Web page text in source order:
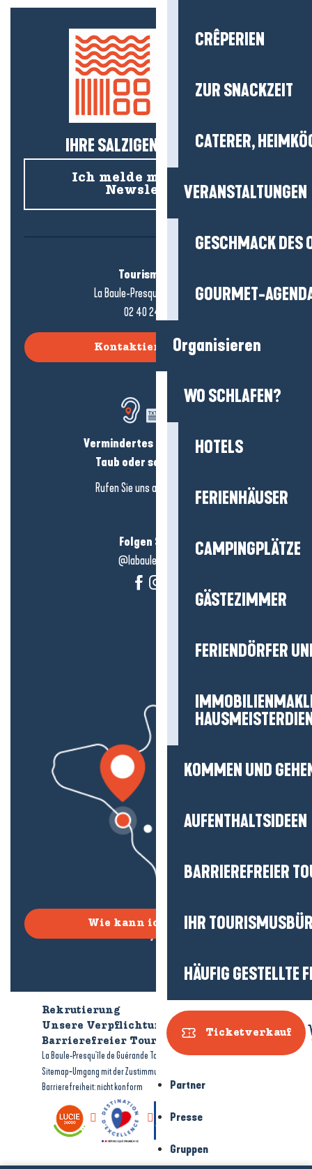
CRÊPERIEN
ZUR SNACKZEIT
CATERER,
VERANSTALTUNGEN
GESCHMACK DES
GOURMET-
Organisieren
WO SCHLAFEN?
HOTELS
FERIENHÄUSER
CAMPINGPLÄTZE
GÄSTEZIMMER
FERIENDÖRFER
KOMMEN UND
AUFENTHALTSIDEEN
BARRIEREFREIER
IHR
HÄUFIG GESTELLTE
Ticketverkauf
Partner
Presse
Gruppen
IHRE SALZIGEN NEUIGKEITEN!
Ich melde mich für den
Newsletter an
Tourismusbüro
La Baule-Presqu'île de Guérande
02 40 24 34 44
Kontaktieren Sie uns
Vermindertes Hörvermögen?
Taub oder schwerhörig?
Rufen Sie uns an in
hier klicken
Folgen Sie uns!
@labauleguérande
Wie kann ich kommen?
Rekrutierung
Wer sind wir?
Unsere Verpflichtungen
Barrierefreier Tourismus
La Baule-Presqu'île de Guérande Tourismus-Rechtliche Hinweise-
Sitemap-Umgang mit der Zustimmung
Barrierefreiheit: nicht konform